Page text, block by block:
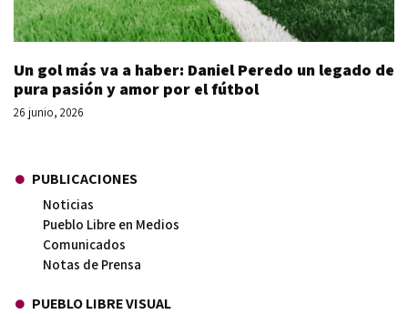
Un gol más va a haber: Daniel Peredo un legado de
pura pasión y amor por el fútbol
26 junio, 2026
PUBLICACIONES
Noticias
Pueblo Libre en Medios
Comunicados
Notas de Prensa
PUEBLO LIBRE VISUAL